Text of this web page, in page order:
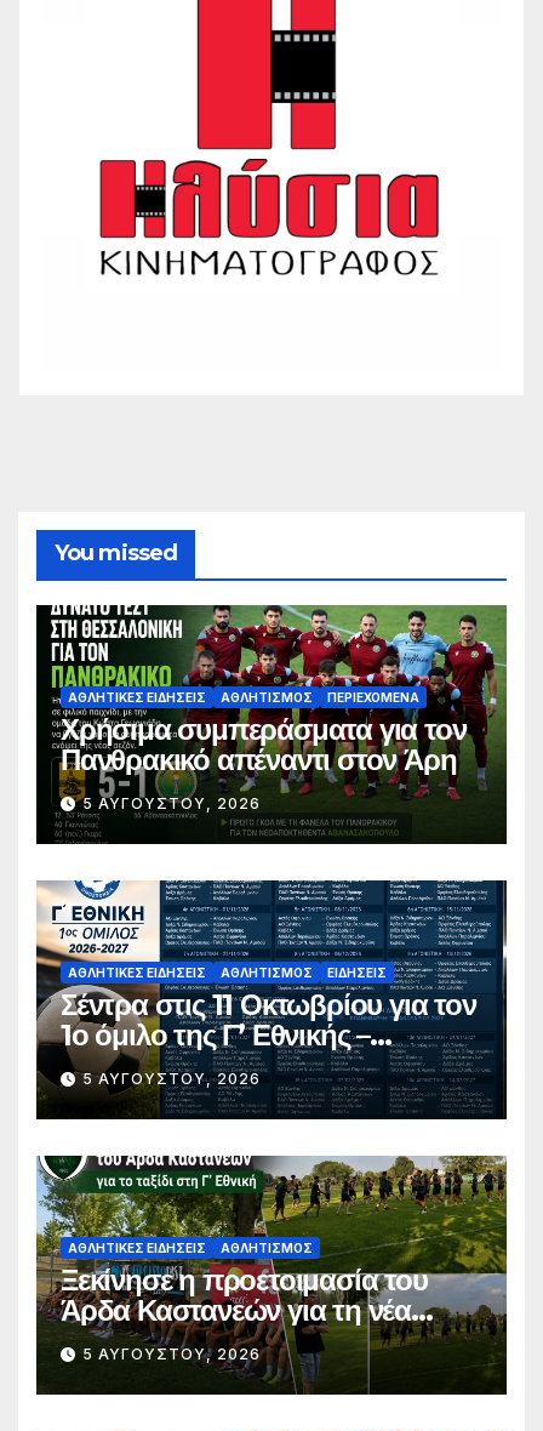
You missed
ΑΘΛΗΤΙΚΈΣ ΕΙΔΉΣΕΙΣ ΑΘΛΗΤΙΣΜΌΣ ΠΕΡΙΕΧΌΜΕΝΑ
Χρήσιμα συμπεράσματα για τον
Πανθρακικό απέναντι στον Άρη
5 ΑΥΓΟΎΣΤΟΥ, 2026
ΑΘΛΗΤΙΚΈΣ ΕΙΔΉΣΕΙΣ ΑΘΛΗΤΙΣΜΌΣ ΕΙΔΉΣΕΙΣ
Σέντρα στις 11 Οκτωβρίου για τον
1ο όμιλο της Γ’ Εθνικής –
Ανακοινώθηκε το πλήρες
πρόγραμμα
5 ΑΥΓΟΎΣΤΟΥ, 2026
ΑΘΛΗΤΙΚΈΣ ΕΙΔΉΣΕΙΣ ΑΘΛΗΤΙΣΜΌΣ
Ξεκίνησε η προετοιμασία του
Άρδα Καστανεών για τη νέα
πρόκληση της Γ’ Εθνικής
5 ΑΥΓΟΎΣΤΟΥ, 2026